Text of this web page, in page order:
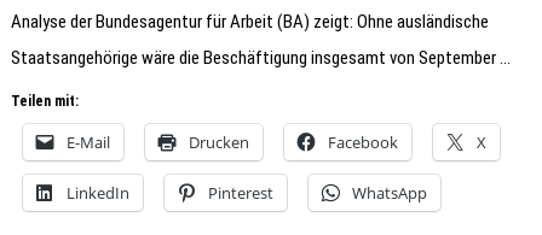
Analyse der Bundesagentur für Arbeit (BA) zeigt: Ohne ausländische
Staatsangehörige wäre die Beschäftigung insgesamt von September …
Teilen mit:
E-Mail Drucken Facebook X
LinkedIn Pinterest WhatsApp